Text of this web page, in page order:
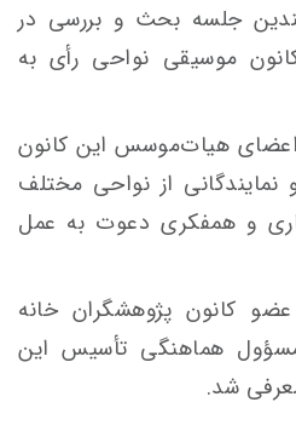
جلسه بحث و بررسی در
موسیقی نواحی رأی به
هیات‌موسس این کانون
از نواحی مختلف
و همفکری دعوت به عمل
کانون پژوهشگران خانه
هماهنگی تأسیساین
شد.